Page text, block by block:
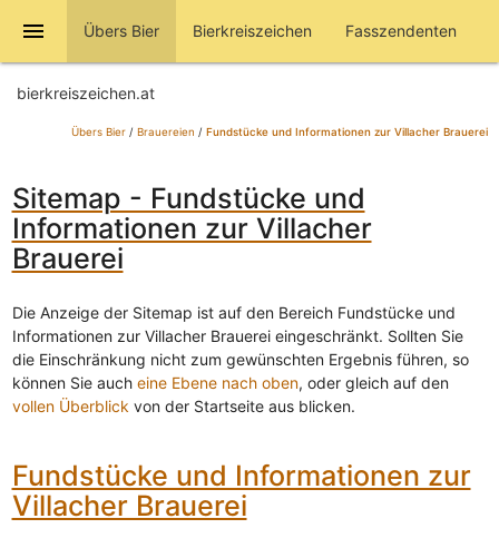
menu Übers Bier Bierkreiszeichen Fasszendenten
bierkreiszeichen.at
Übers Bier/ Brauereien / Fundstücke und Informationen zur Villacher Brauerei
Sitemap - Fundstücke und
Informationen zur Villacher
Brauerei
Die Anzeige der Sitemap ist auf den Bereich Fundstücke und
Informationen zur Villacher Brauerei eingeschränkt. Sollten Sie
die Einschränkung nicht zum gewünschten Ergebnis führen, so
können Sie auch eine Ebene nach oben, oder gleich auf den
vollen Überblick von der Startseite aus blicken.
Fundstücke und Informationen zur
Villacher Brauerei